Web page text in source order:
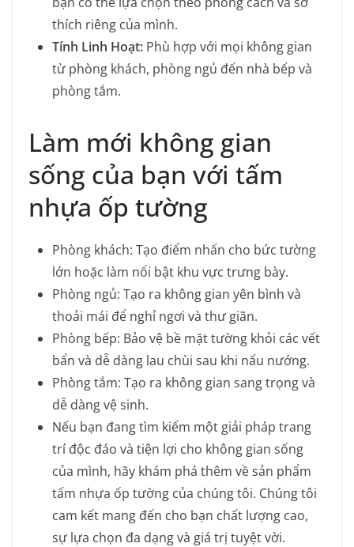
thích riêng của mình.
Tính Linh Hoạt: Phù hợp với mọi không gian
từ phòng khách, phòng ngủ đến nhà bếp và
phòng tắm.
Làm mới không gian
sống của bạn với tấm
nhựa ốp tường
Phòng khách: Tạo điểm nhấn cho bức tường
lớn hoặc làm nổi bật khu vực trưng bày.
Phòng ngủ: Tạo ra không gian yên bình và
thoải mái để nghỉ ngơi và thư giãn.
Phòng bếp: Bảo vệ bề mặt tường khỏi các vết
bẩn và dễ dàng lau chùi sau khi nấu nướng.
Phòng tắm: Tạo ra không gian sang trọng và
dễ dàng vệ sinh.
Nếu bạn đang tìm kiếm một giải pháp trang
trí độc đáo và tiện lợi cho không gian sống
của mình, hãy khám phá thêm về sản phẩm
tấm nhựa ốp tường của chúng tôi. Chúng tôi
cam kết mang đến cho bạn chất lượng cao,
sự lựa chọn đa dạng và giá trị tuyệt vời.